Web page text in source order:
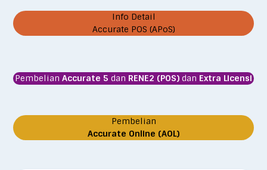
Info Detail
Accurate POS (APoS)
Pembelian Accurate 5 dan RENE2 (POS) dan Extra Licensi
Pembelian
Accurate Online (AOL)